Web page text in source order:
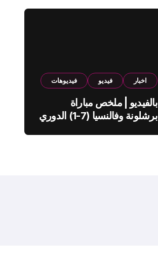
اخبار فيديو فيديوهات
بالفيديو | ملخص مباراة
برشلونة وفالنسيا (7-1) الدوري